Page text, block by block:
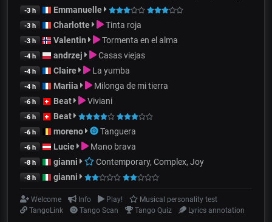
-3 h Emmanuelle
-3 h Charlotte Tinta roja
-3 h Valentin Tormenta en el alma
-4 h andrzej Casas viejas
-4 h Claire La yumba
-4 h Mariia Milonga de mi tierra
-6 h Beat Viviani
-6 h Beat
-6 h moreno Tanguera
-6 h Lucie Mano brava
-8 h gianni Contemporary, Complex, Joy
-8 h gianni
Welcome Info Play!
Musical personality test
TangoLink
Tango Scan Tango Quiz Lyrics annotation